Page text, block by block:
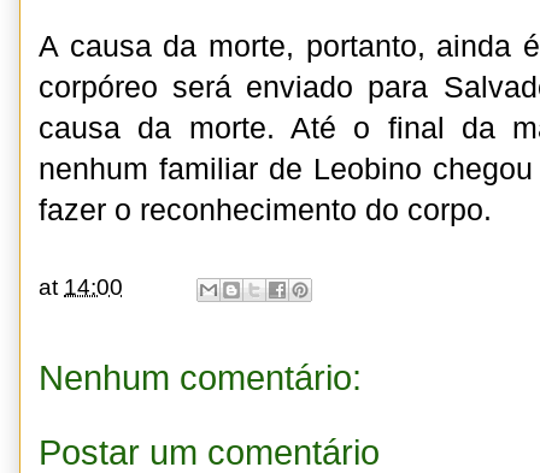
A causa da morte, portanto, ainda
corpóreo será enviado para
causa da morte. Até o final da
nenhum familiar de Leobino
fazer o reconhecimento do corpo.
at 14:00
Nenhum comentário:
Postar um comentário